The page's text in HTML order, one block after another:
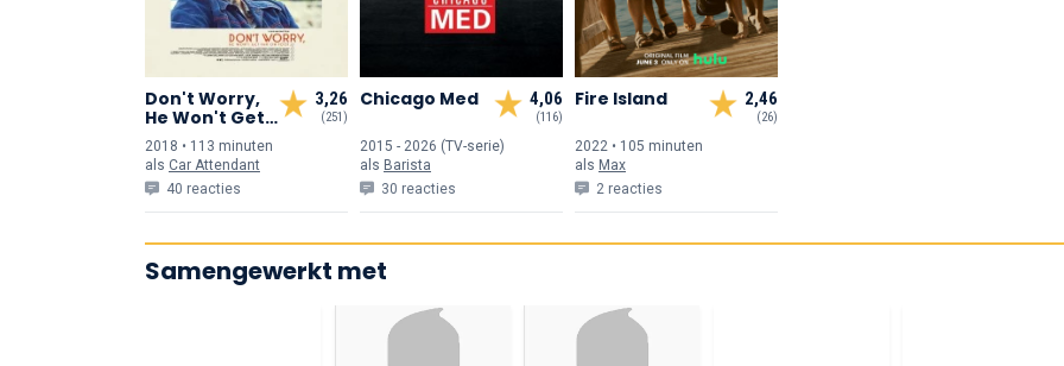
3,26
(251)
Don't Worry,
He Won't Get
Far on Foot
2018 • 113 minuten
als Car Attendant
40 reacties
4,06
(116)
Chicago Med
2015 - 2026 (TV-serie)
als Barista
30 reacties
2,46
(26)
Fire Island
2022 • 105 minuten
als Max
2 reacties
Samengewerkt met